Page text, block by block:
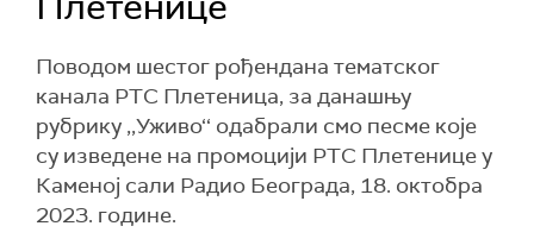
Поводом шестог рођендана тематског
канала РТС Плетеница, за данашњу
рубрику ,,Уживо‘‘ одабрали смо песме које
су изведене на промоцији РТС Плетенице у
Каменој сали Радио Београда, 18. октобра
2023. године.